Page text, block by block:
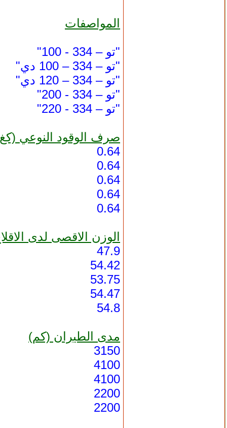
المواصفات
"تو – 334 - 100"
"تو – 334 – 100 دي"
"تو – 334 – 120 دي"
"تو – 334 - 200"
"تو – 334 - 220"
صرف الوقود النوعي
0.64
0.64
0.64
0.64
0.64
الوزن الاقصى لدى
47.9
54.42
53.75
54.47
54.8
مدى الطيران (كم)
3150
4100
4100
2200
2200